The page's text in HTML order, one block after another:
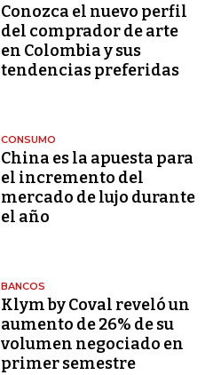
Conozca el nuevo perfil
del comprador de arte
en Colombia y sus
tendencias preferidas
CONSUMO
China es la apuesta para
el incremento del
mercado de lujo durante
el año
BANCOS
Klym by Coval reveló un
aumento de 26% de su
volumen negociado en
primer semestre